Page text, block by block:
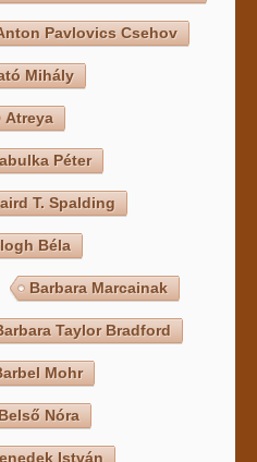
Pavlovics Csehov
Mihály
Atreya
Péter
T. Spalding
Béla
Barbara Marcainak
Taylor Bradford
Mohr
Nóra
István